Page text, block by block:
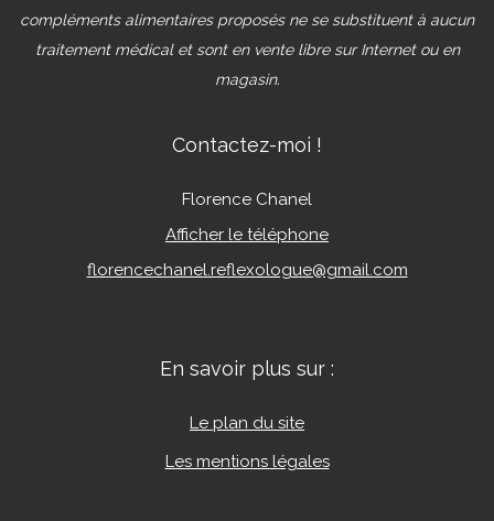
compléments alimentaires proposés ne se substituent à aucun
traitement médical et sont en vente libre sur Internet ou en
magasin.
Contactez-moi !
Florence Chanel
Afficher le téléphone
florencechanel.reflexologue@gmail.com
En savoir plus sur :
Le plan du site
Les mentions légales